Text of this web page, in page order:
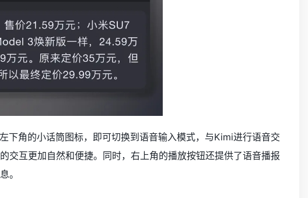
角的小话筒图标，即可切换到语音输入模式，与Kimi进行语音交
互更加自然和便捷。同时，右上角的播放按钮还提供了语音播报
。